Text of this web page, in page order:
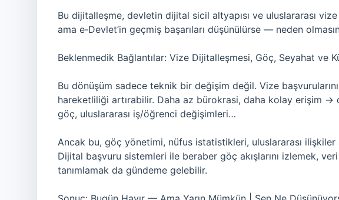
Bu dijitalleşme, devletin dijital sicil altyapısı ve uluslararası
ama e‑Devlet’in geçmiş başarıları düşünülürse — neden
Beklenmedik Bağlantılar: Vize Dijitalleşmesi, Göç, Seyahat ve
Bu dönüşüm sadece teknik bir değişim değil. Vize
hareketliliği artırabilir. Daha az bürokrasi, daha kolay erişim
göç, uluslararası iş/öğrenci değişimleri…
Ancak bu, göç yönetimi, nüfus istatistikleri, uluslararası ilişkiler
Dijital başvuru sistemleri ile beraber göç akışlarını izlemek,
tanımlamak da gündeme gelebilir.